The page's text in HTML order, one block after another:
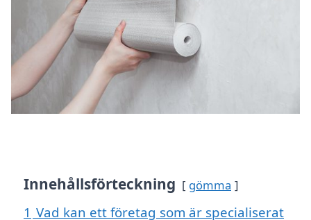
Innehållsförteckning gömma
1 Vad kan ett företag som är specialiserat